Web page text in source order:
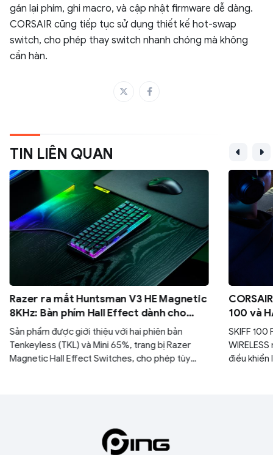
gán lại phím, ghi macro, và cập nhật firmware dễ dàng.
CORSAIR cũng tiếp tục sử dụng thiết kế hot-swap
switch, cho phép thay switch nhanh chóng mà không
cần hàn.
TIN LIÊN QUAN
Razer ra mắt Huntsman V3 HE Magnetic
8KHz: Bàn phím Hall Effect dành cho
game thủ esports
Sản phẩm được giới thiệu với hai phiên bản
Tenkeyless (TKL) và Mini 65%, trang bị Razer
Magnetic Hall Effect Switches, cho phép tùy
100 và
đa năng
SKIFF 100
điều khiển